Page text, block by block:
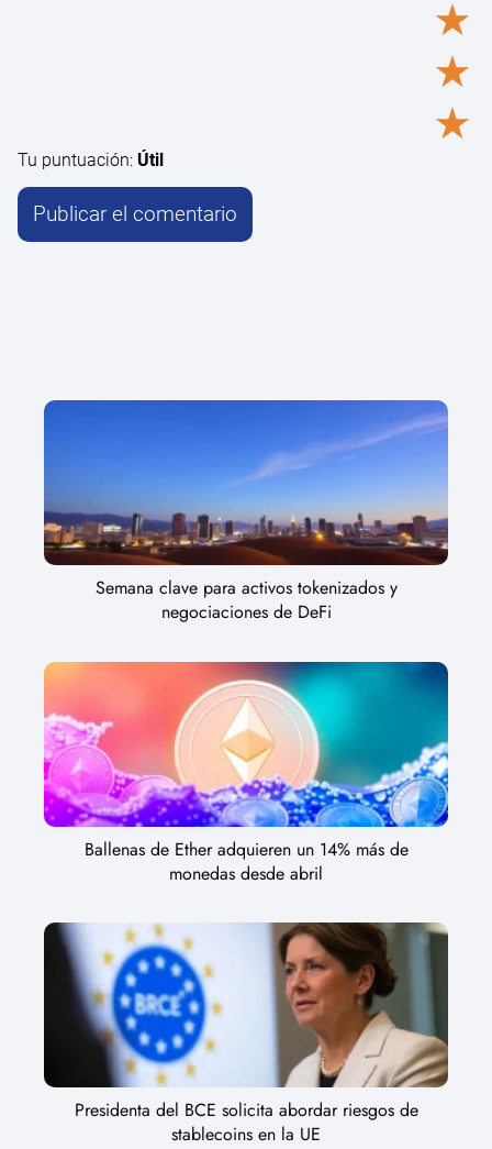
★
★
★
Tu puntuación: Útil
Semana clave para activos tokenizados y
negociaciones de DeFi
Ballenas de Ether adquieren un 14% más de
monedas desde abril
Presidenta del BCE solicita abordar riesgos de
stablecoins en la UE